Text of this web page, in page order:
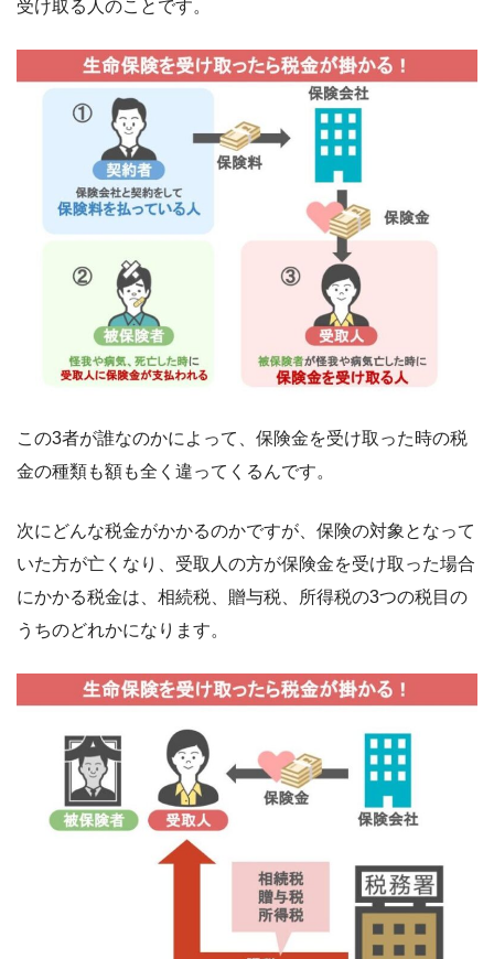
受け取る人のことです。
この3者が誰なのかによって、保険金を受け取った時の税
金の種類も額も全く違ってくるんです。
次にどんな税金がかかるのかですが、保険の対象となって
いた方が亡くなり、受取人の方が保険金を受け取った場合
にかかる税金は、相続税、贈与税、所得税の3つの税目の
うちのどれかになります。